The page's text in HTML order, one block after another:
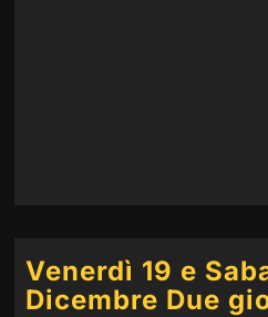
Venerdì 19 e
Dicembre Due